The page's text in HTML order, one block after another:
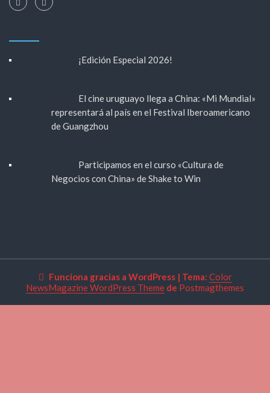
¡Edición Especial 2026!
El cine uruguayo llega a China: «Mi Mundial»
representará al país en el Festival Iberoamericano
de Guangzhou
Participamos en el curso «Cultura de
Negocios con China» de Shake to Win
Funciona gracias a WordPress | Tema: Color
NewsMagazine WordPress Theme de Postmagthemes